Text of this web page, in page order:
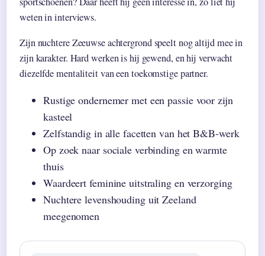
weten in interviews.
Zijn nuchtere Zeeuwse achtergrond speelt nog altijd mee in
zijn karakter. Hard werken is hij gewend, en hij verwacht
diezelfde mentaliteit van een toekomstige partner.
Rustige ondernemer met een passie voor zijn
kasteel
Zelfstandig in alle facetten van het B&B-werk
Op zoek naar sociale verbinding en warmte
thuis
Waardeert feminine uitstraling en verzorging
Nuchtere levenshouding uit Zeeland
meegenomen